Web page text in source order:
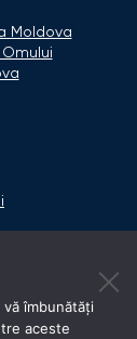
Moldova
îmbunătăți
aceste